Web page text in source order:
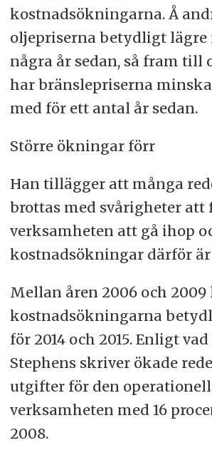
kostnadsökningarna. Å
oljepriserna betydligt lägre
några år sedan, så fram till
har bränslepriserna
med för ett antal år sedan.
Större ökningar förr
Han tillägger att många
brottas med svårigheter att
verksamheten att gå ihop
kostnadsökningar därför
Mellan åren 2006 och 2009
kostnadsökningarna
för 2014 och 2015. Enligt
Stephens skriver ökade
utgifter för den
verksamheten med 16
2008.